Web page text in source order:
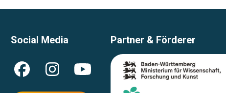
Social Media Partner & Förderer